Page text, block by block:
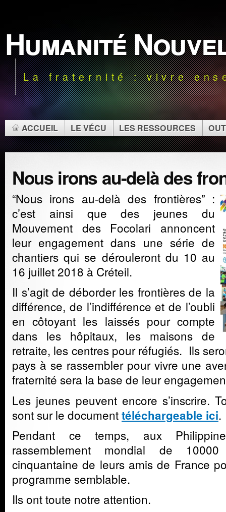
Humanité
La fraternité : vivre
ACCUEIL LE VÉCU LES RESSOURCES
Nous irons au-delà des
“Nous irons au-delà des frontières” :
c’est ainsi que des jeunes du
Mouvement des Focolari annoncent
leur engagement dans une série de
chantiers qui se dérouleront du 10 au
16 juillet 2018 à Créteil.
Il s’agit de déborder les frontières de la
différence, de l’indifférence et de l’oubli
en côtoyant les laissés pour compte
dans les hôpitaux, les maisons de
retraite, les centres pour réfugiés. Ils
pays à se rassembler pour vivre une
fraternité sera la base de leur
Les jeunes peuvent encore s’inscrire.
sont sur le documenttéléchargeable ici.
Pendant ce temps, aux
rassemblement mondial de
cinquantaine de leurs amis de France
programme semblable.
Ils ont toute notre attention.